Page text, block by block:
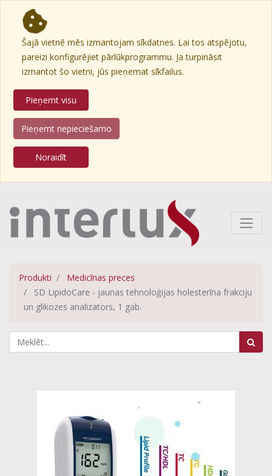
Šajā vietnē mēs izmantojam sīkdatnes. Lai tos atspējotu,
pareizi konfigurējiet pārlūkprogrammu. Ja turpināsit
izmantot šo vietni, jūs pieņemat sīkfailus.
Pieņemt visu
Pieņemt nepieciešamo
Noraidīt
Produkti
Medicīnas preces
SD LipidoCare - jaunas tehnoloģijas holesterīna frakciju
un glikozes analizators, 1 gab.